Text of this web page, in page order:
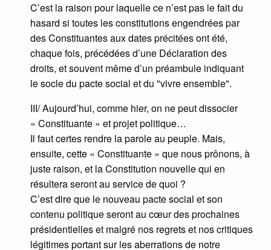
C’est la raison pour laquelle ce n’est pas le fait du
hasard si toutes les constitutions engendrées par
des Constituantes aux dates précitées ont été,
chaque fois, précédées d’une Déclaration des
droits, et souvent même d’un préambule indiquant
le socle du pacte social et du "vivre ensemble".
III/ Aujourd’hui, comme hier, on ne peut dissocier
« Constituante » et projet politique…
Il faut certes rendre la parole au peuple. Mais,
ensuite, cette « Constituante » que nous prônons, à
juste raison, et la Constitution nouvelle qui en
résultera seront au service de quoi ?
C’est dire que le nouveau pacte social et son
contenu politique seront au cœur des prochaines
présidentielles et malgré nos regrets et nos critiques
légitimes portant sur les aberrations de notre